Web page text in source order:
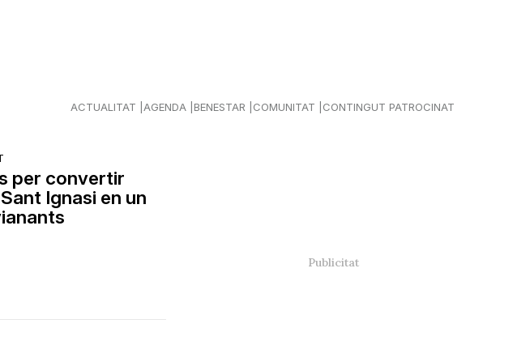
ACTUALITAT AGENDA BENESTAR COMUNITAT CONTINGUT PATROCINAT
per convertir
Ignasi en un